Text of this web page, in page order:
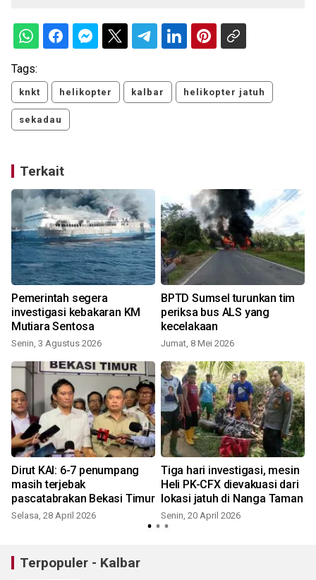
Tags:
knkt helikopter kalbar helikopter jatuh
sekadau
Terkait
Pemerintah segera
investigasi kebakaran KM
Mutiara Sentosa
Senin, 3 Agustus 2026
BPTD Sumsel turunkan tim
periksa bus ALS yang
kecelakaan
Jumat, 8 Mei 2026
Dirut KAI: 6-7 penumpang
masih terjebak
pascatabrakan Bekasi Timur
Selasa, 28 April 2026
Tiga hari investigasi, mesin
Heli PK-CFX dievakuasi dari
lokasi jatuh di Nanga Taman
Senin, 20 April 2026
Terpopuler - Kalbar